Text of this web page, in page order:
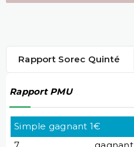
Rapport Sorec Quinté
Rapport PMU
Simple gagnant 1€